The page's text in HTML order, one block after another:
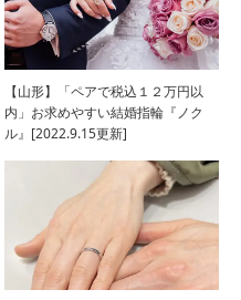
【山形】「ペアで税込１２万円以
内」お求めやすい結婚指輪『ノク
ル』[2022.9.15更新]